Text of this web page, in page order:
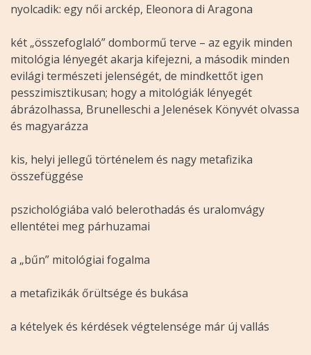
nyolcadik: egy női arckép, Eleonora di Aragona
két „összefoglaló” dombormű terve – az egyik minden
mitológia lényegét akarja kifejezni, a második minden
evilági természeti jelenségét, de mindkettőt igen
pesszimisztikusan; hogy a mitológiák lényegét
ábrázolhassa, Brunelleschi a Jelenések Könyvét olvassa
és magyarázza
kis, helyi jellegű történelem és nagy metafizika
összefüggése
pszichológiába való belerothadás és uralomvágy
ellentétei meg párhuzamai
a „bűn” mitológiai fogalma
a metafizikák őrültsége és bukása
a kételyek és kérdések végtelensége már új vallás